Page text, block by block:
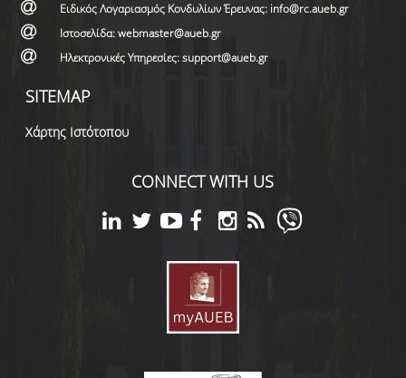
Ειδικός Λογαριασμός Κονδυλίων Έρευνας: info@rc.aueb.gr
Ιστοσελίδα: webmaster@aueb.gr
Ηλεκτρονικές Υπηρεσίες: support@aueb.gr
SITEMAP
Χάρτης Ιστότοπου
CONNECT WITH US